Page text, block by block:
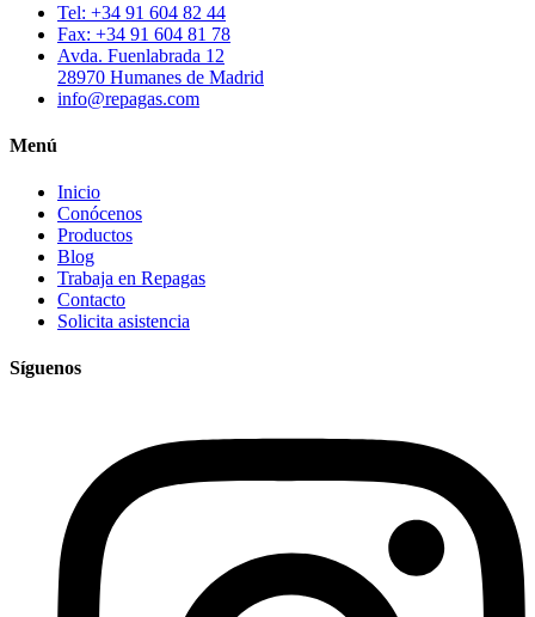
Tel: +34 91 604 82 44
Fax: +34 91 604 81 78
Avda. Fuenlabrada 12
28970 Humanes de Madrid
info@repagas.com
Menú
Inicio
Conócenos
Productos
Blog
Trabaja en Repagas
Contacto
Solicita asistencia
Síguenos